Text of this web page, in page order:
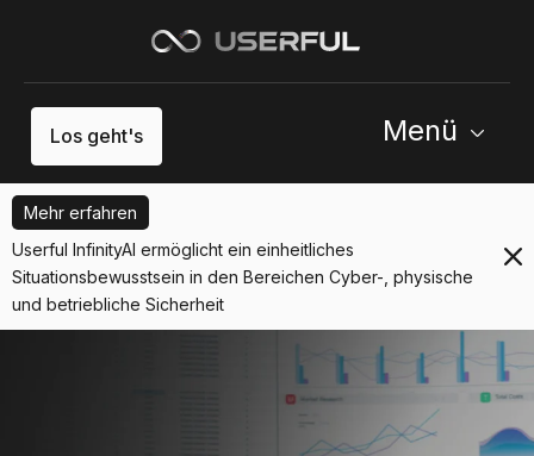
Los geht's Menü
Mehr erfahren
Userful InfinityAI ermöglicht ein einheitliches
Situationsbewusstsein in den Bereichen Cyber-, physische
und betriebliche Sicherheit